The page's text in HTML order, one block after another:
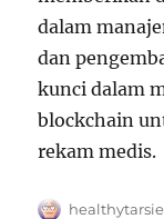
dalam
dan
kunci dalam
blockchain
rekam medis.
Author